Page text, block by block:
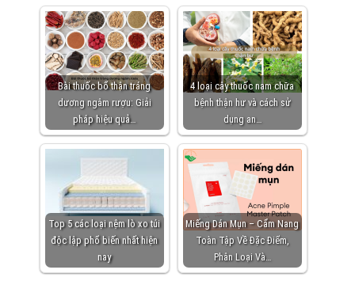
Bài thuốc bổ thận tráng
dương ngâm rượu: Giải
pháp hiệu quả…
4 loại cây thuốc nam chữa
bệnh thận hư và cách sử
dụng an…
Top 5 các loại nệm lò xo túi
độc lập phổ biến nhất hiện
nay
Miếng Dán Mụn – Cẩm Nang
Toàn Tập Về Đặc Điểm,
Phân Loại Và…